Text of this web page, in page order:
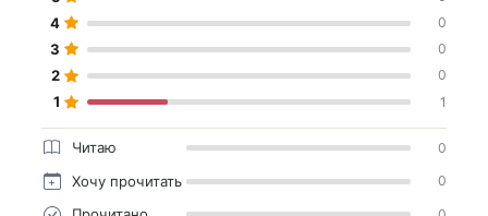
4 0
3 0
2 0
1 1
Читаю 0
Хочу прочитать 0